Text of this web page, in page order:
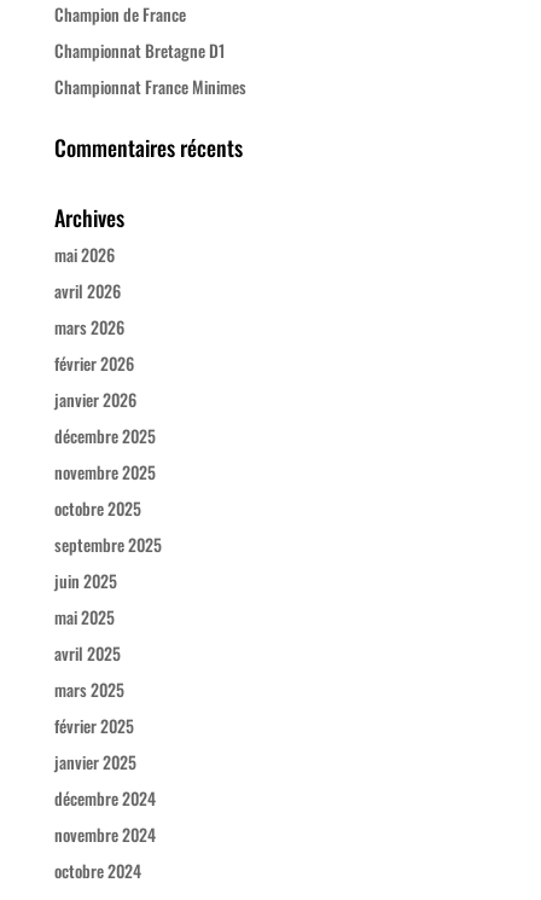
Champion de France
Championnat Bretagne D1
Championnat France Minimes
Commentaires récents
Archives
mai 2026
avril 2026
mars 2026
février 2026
janvier 2026
décembre 2025
novembre 2025
octobre 2025
septembre 2025
juin 2025
mai 2025
avril 2025
mars 2025
février 2025
janvier 2025
décembre 2024
novembre 2024
octobre 2024